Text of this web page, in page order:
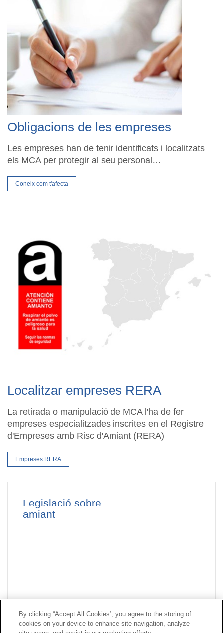
Obligacions de les empreses
Les empreses han de tenir identificats i localitzats
els MCA per protegir al seu personal…
Coneix com t'afecta
Localitzar empreses RERA
La retirada o manipulació de MCA l'ha de fer
empreses especialitzades inscrites en el Registre
d'Empreses amb Risc d'Amiant (RERA)
Empreses RERA
Legislació sobre
amiant
Contacte Perfil del contractant | Reclamacions
By clicking “Accept All Cookies”, you agree to the storing of
cookies on your device to enhance site navigation, analyze